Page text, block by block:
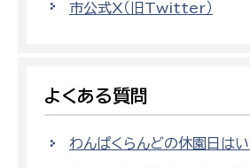
市公式X（旧Twitter）
よくある質問
わんぱくらんどの休園日は